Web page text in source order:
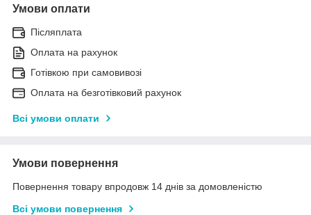
Умови оплати
Післяплата
Оплата на рахунок
Готівкою при самовивозі
Оплата на безготівковий рахунок
Всі умови оплати
Умови повернення
Повернення товару впродовж 14 днів за домовленістю
Всі умови повернення